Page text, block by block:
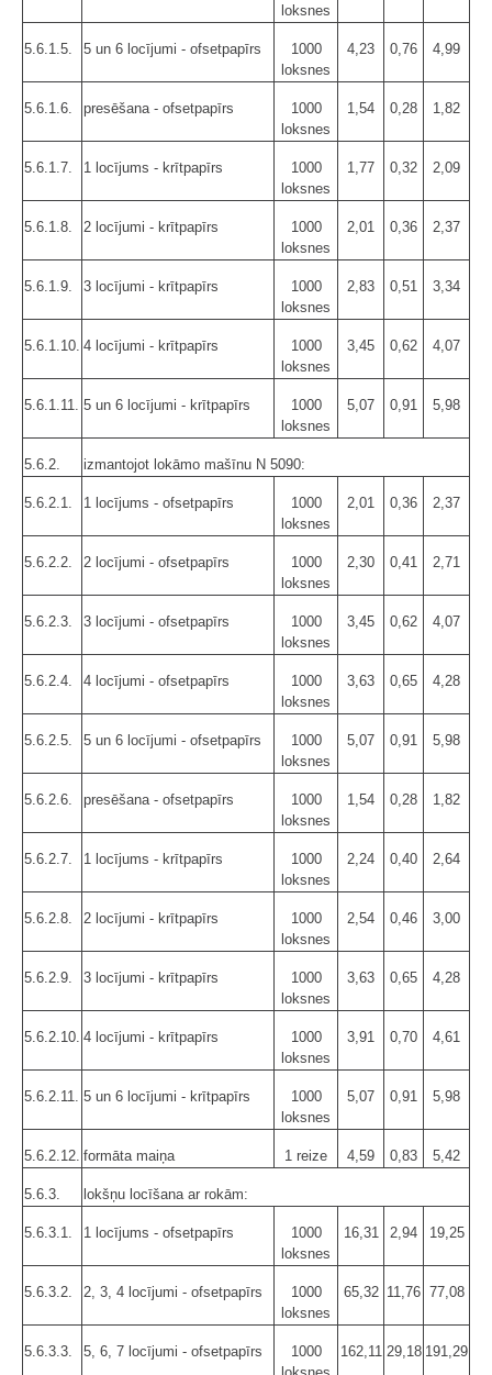
loksnes
5.6.1.5. 5 un 6 locījumi - ofsetpapīrs
1000
loksnes
4,23 0,76 4,99
5.6.1.6. presēšana - ofsetpapīrs
1000
loksnes
1,54 0,28 1,82
5.6.1.7. 1 locījums - krītpapīrs
1000
loksnes
1,77 0,32 2,09
5.6.1.8. 2 locījumi - krītpapīrs
1000
loksnes
2,01 0,36 2,37
5.6.1.9. 3 locījumi - krītpapīrs
1000
loksnes
2,83 0,51 3,34
5.6.1.10. 4 locījumi - krītpapīrs
1000
loksnes
3,45 0,62 4,07
5.6.1.11. 5 un 6 locījumi - krītpapīrs
1000
loksnes
5,07 0,91 5,98
5.6.2. izmantojot lokāmo mašīnu N 5090:
5.6.2.1. 1 locījums - ofsetpapīrs
1000
loksnes
2,01 0,36 2,37
5.6.2.2. 2 locījumi - ofsetpapīrs
1000
loksnes
2,30 0,41 2,71
5.6.2.3. 3 locījumi - ofsetpapīrs
1000
loksnes
3,45 0,62 4,07
5.6.2.4. 4 locījumi - ofsetpapīrs
1000
loksnes
3,63 0,65 4,28
5.6.2.5. 5 un 6 locījumi - ofsetpapīrs
1000
loksnes
5,07 0,91 5,98
5.6.2.6. presēšana - ofsetpapīrs
1000
loksnes
1,54 0,28 1,82
5.6.2.7. 1 locījums - krītpapīrs
1000
loksnes
2,24 0,40 2,64
5.6.2.8. 2 locījumi - krītpapīrs
1000
loksnes
2,54 0,46 3,00
5.6.2.9. 3 locījumi - krītpapīrs
1000
loksnes
3,63 0,65 4,28
5.6.2.10. 4 locījumi - krītpapīrs
1000
loksnes
3,91 0,70 4,61
5.6.2.11. 5 un 6 locījumi - krītpapīrs
1000
loksnes
5,07 0,91 5,98
5.6.2.12. formāta maiņa 1 reize 4,59 0,83 5,42
5.6.3. lokšņu locīšana ar rokām:
5.6.3.1. 1 locījums - ofsetpapīrs
1000
loksnes
16,31 2,94 19,25
5.6.3.2. 2, 3, 4 locījumi - ofsetpapīrs
1000
loksnes
65,32 11,76 77,08
5.6.3.3. 5, 6, 7 locījumi - ofsetpapīrs
1000
162,11 29,18 191,29